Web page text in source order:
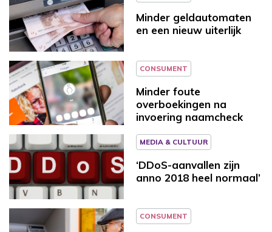
Minder geldautomaten
en een nieuw uiterlijk
CONSUMENT
Minder foute
overboekingen na
invoering naamcheck
MEDIA & CULTUUR
‘DDoS-aanvallen zijn
anno 2018 heel normaal’
CONSUMENT